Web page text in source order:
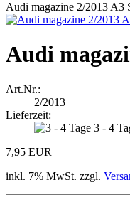
Audi magazine 2/2013 A3
Audi
Art.Nr.:
2/2013
Lieferzeit:
3 - 4
7,95 EUR
inkl. 7% MwSt. zzgl.